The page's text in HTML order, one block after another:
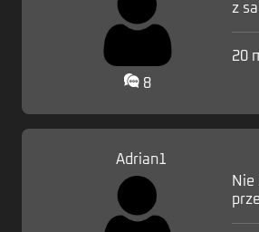
8
z
20
Adrian1
Nie